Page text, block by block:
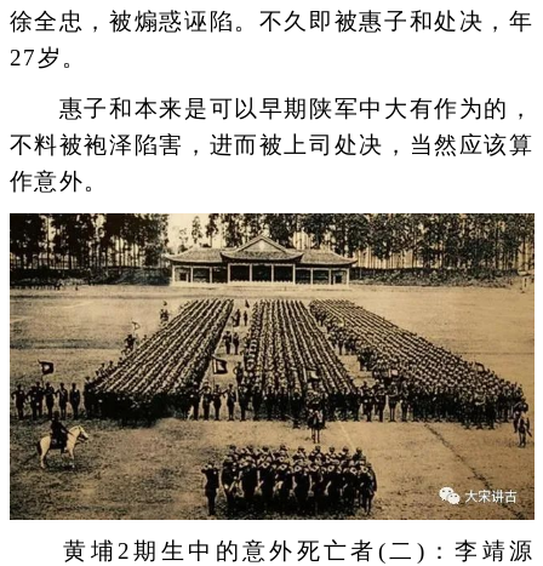
徐全忠，被煽惑诬陷。不久即被惠子和处决，年
27岁。
惠子和本来是可以早期陕军中大有作为的，
不料被袍泽陷害，进而被上司处决，当然应该算
作意外。
黄埔2期生中的意外死亡者(二)：李靖源